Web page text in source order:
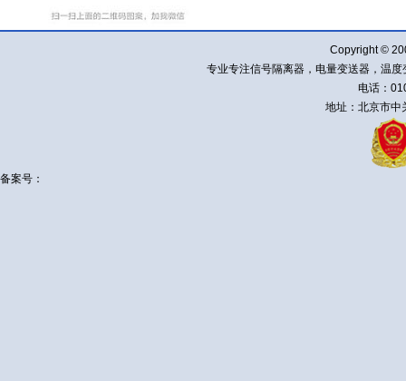
Copyright ©
专业专注信号隔离器，电量变送器，温
电话：
地址：北京市中
备案号：